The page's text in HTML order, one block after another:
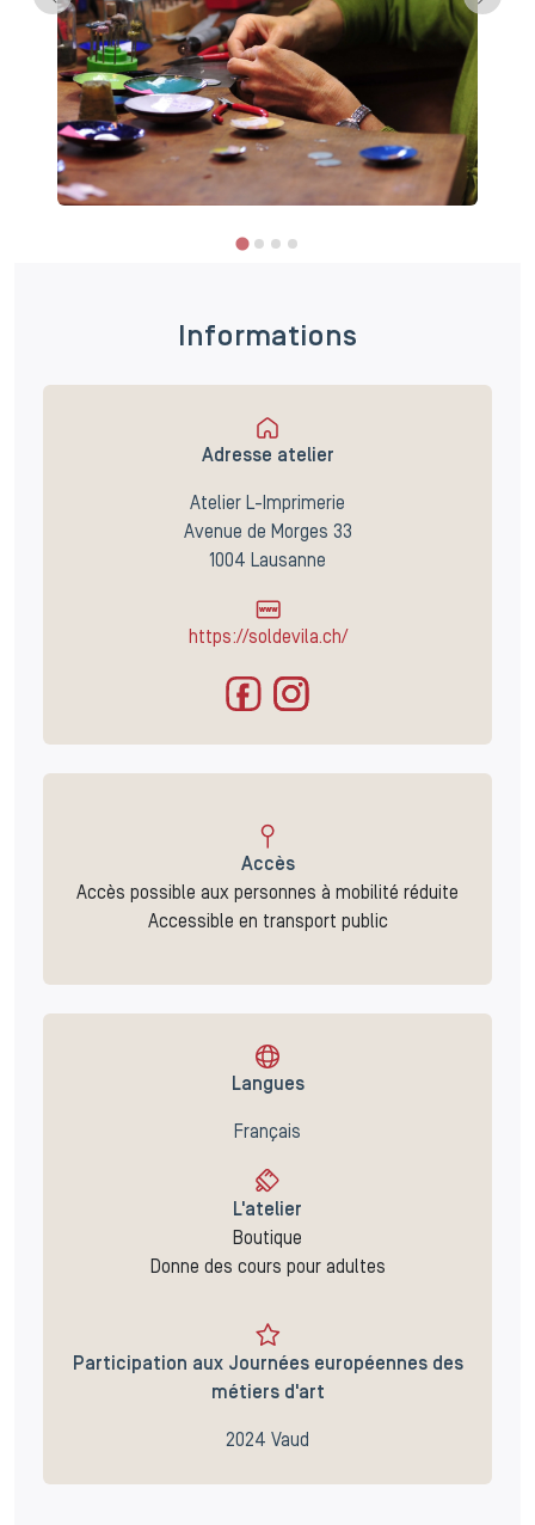
Informations
Adresse atelier
Atelier L-Imprimerie
Avenue de Morges 33
1004 Lausanne
https://soldevila.ch/
Accès
Accès possible aux personnes à mobilité réduite
Accessible en transport public
Langues
Français
L'atelier
Boutique
Donne des cours pour adultes
Participation aux Journées européennes des
métiers d'art
2024 Vaud